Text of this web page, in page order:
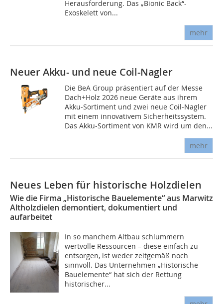
Herausforderung. Das „Bionic Back“-
Exoskelett von...
mehr
Neuer Akku- und neue Coil-Nagler
Die BeA Group präsentiert auf der Messe
Dach+Holz 2026 neue Geräte aus ihrem
Akku-Sortiment und zwei neue Coil-Nagler
mit einem innovativem Sicherheitssystem.
Das Akku-Sortiment von KMR wird um den...
mehr
Neues Leben für historische Holzdielen
Wie die Firma „Historische Bauelemente“ aus Marwitz
Altholzdielen demontiert, dokumentiert und
aufarbeitet
In so manchem Altbau schlummern
wertvolle Ressourcen – diese einfach zu
entsorgen, ist weder zeitgemäß noch
sinnvoll. Das Unternehmen „Historische
Bauelemente“ hat sich der Rettung
historischer...